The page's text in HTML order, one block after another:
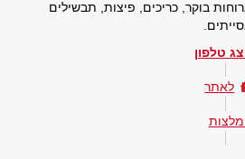
בוקר, כריכים, פיצות, תבשילים
טלפון
לאתר